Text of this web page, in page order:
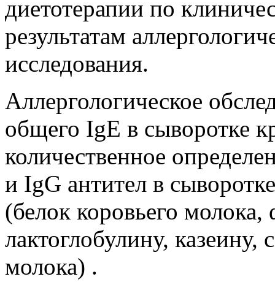
диетотерапии по
результатам
исследования.
Аллергологическое
общего IgE в сыворотке
количественное
и IgG антител в
(белок коровьего
лактоглобулину, казеину,
молока) .